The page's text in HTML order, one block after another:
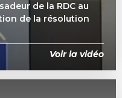
de la RDC au
de la résolution
Voir la vidéo